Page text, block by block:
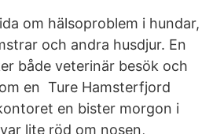
om hälsoproblem i hundar,
och andra husdjur. En
både veterinär besök och
en Ture Hamsterfjord
en bister morgon i
lite röd om nosen,